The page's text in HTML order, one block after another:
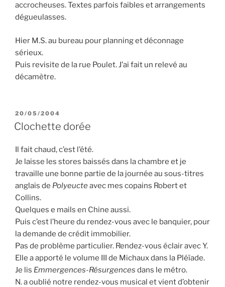
accrocheuses. Textes parfois faibles et arrangements
dégueulasses.
Hier M.S. au bureau pour planning et déconnage
sérieux.
Puis revisite de la rue Poulet. J’ai fait un relevé au
décamètre.
PUBLIÉ
LE
20/05/2004
Clochette dorée
Il fait chaud, c’est l’été.
Je laisse les stores baissés dans la chambre et je
travaille une bonne partie de la journée au sous-titres
anglais de Polyeucteavec mes copains Robert et
Collins.
Quelques e mails en Chine aussi.
Puis c’est l’heure du rendez-vous avec le banquier, pour
la demande de crédit immobilier.
Pas de problème particulier. Rendez-vous éclair avec Y.
Elle a apporté le volume III de Michaux dans la Pléïade.
Je lis Emmergences-Résurgences dans le métro.
N. a oublié notre rendez-vous musical et vient d’obtenir